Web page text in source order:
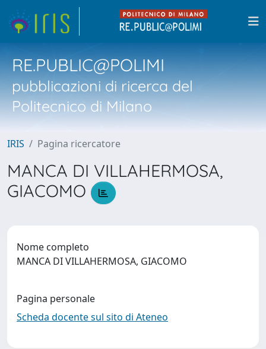
RE.PUBLIC@POLIMI
pubblicazioni di ricerca del
Politecnico di Milano
IRIS Pagina ricercatore
MANCA DI VILLAHERMOSA,
GIACOMO
Nome completo
MANCA DI VILLAHERMOSA, GIACOMO
Pagina personale
Scheda docente sul sito di Ateneo